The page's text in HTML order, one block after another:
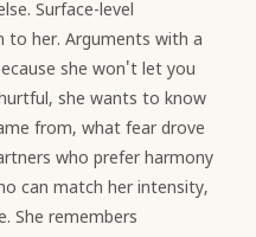
Surface-level
to her. Arguments with a
she won't let you
she wants to know
from, what fear drove
who prefer harmony
can match her intensity,
She remembers